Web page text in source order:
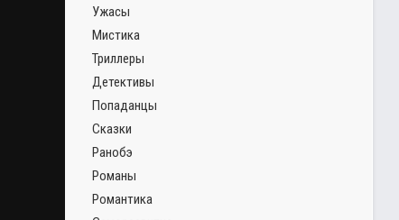
Ужасы
Мистика
Триллеры
Детективы
Попаданцы
Сказки
Ранобэ
Романы
Романтика